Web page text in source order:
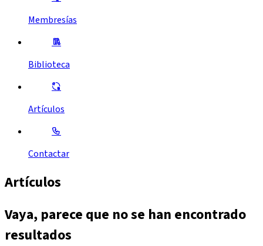
Membresías
Biblioteca
Artículos
Contactar
Artículos
Vaya, parece que no se han encontrado
resultados